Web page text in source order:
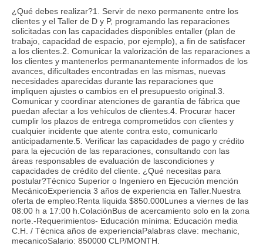
¿Qué debes realizar?1. Servir de nexo permanente entre los
clientes y el Taller de D y P, programando las reparaciones
solicitadas con las capacidades disponibles entaller (plan de
trabajo, capacidad de espacio, por ejemplo), a fin de satisfacer
a los clientes.2. Comunicar la valorización de las reparaciones a
los clientes y mantenerlos permanantemente informados de los
avances, dificultades encontradas en las mismas, nuevas
necesidades aparecidas durante las reparaciones que
impliquen ajustes o cambios en el presupuesto original.3.
Comunicar y coordinar atenciones de garantía de fábrica que
puedan afectar a los vehículos de clientes.4. Procurar hacer
cumplir los plazos de entrega comprometidos con clientes y
cualquier incidente que atente contra esto, comunicarlo
anticipadamente.5. Verificar las capacidades de pago y crédito
para la ejecución de las reparaciones, consultando con las
áreas responsables de evaluación de lascondiciones y
capacidades de crédito del cliente. ¿Qué necesitas para
postular?Técnico Superior o Ingeniero en Ejecución mención
MecánicoExperiencia 3 años de experiencia en Taller.Nuestra
oferta de empleo:Renta líquida $850.000Lunes a viernes de las
08:00 h a 17:00 h.ColaciónBus de acercamiento solo en la zona
norte.-Requerimientos- Educación mínima: Educación media
C.H. / Técnica años de experienciaPalabras clave: mechanic,
mecanicoSalario: 850000 CLP/MONTH.